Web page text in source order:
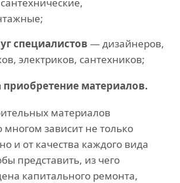
специалистов — дизайнеров,
электриков, сантехников;
приобретение материалов.
материалов
зависит не только
и от качества каждого вида
представить, из чего
капитального ремонта,